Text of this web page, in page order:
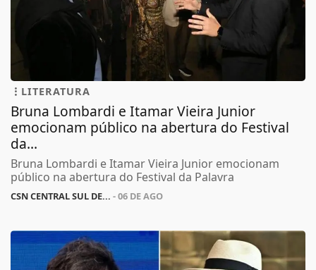
LITERATURA
Bruna Lombardi e Itamar Vieira Junior
emocionam público na abertura do Festival
da...
Bruna Lombardi e Itamar Vieira Junior emocionam
público na abertura do Festival da Palavra
CSN CENTRAL SUL DE... - 06 DE AGO